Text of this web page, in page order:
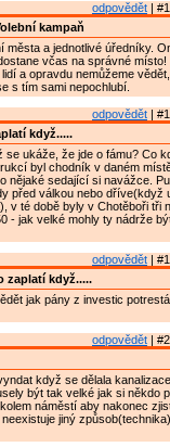
odpovědět |
kampaň
města a jednotlivé úředníky.
včas na správné místo!
a opravdu nemůžeme
s tím sami nepochlubí.
odpovědět |
když.....
se ukáže, že jde o fámu? Co
byl chodník v daném
nějaké sedající si navážce.
před válkou nebo dříve(když
v té době byly v Chotěboři tři
- jak velké mohly ty nádrže
odpovědět |
zaplatí když.....
jak pány z investic
odpovědět |
když se dělala
být tak velké jak si někdo
náměstí aby nakonec
jiný